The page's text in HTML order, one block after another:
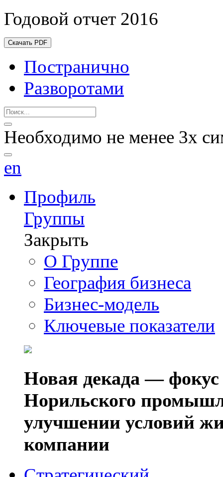
Годовой отчет 2016
Скачать PDF
Постранично
Разворотами
Необходимо не менее 3х
en
Профиль
Группы
Закрыть
О Группе
География бизнеса
Бизнес-модель
Ключевые показатели
Новая декада — фокус
Норильского
улучшении условий
компании